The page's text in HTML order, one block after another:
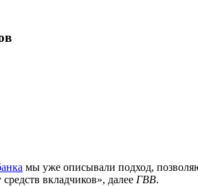
мы уже описывали подход,
вкладчиков», далее ГВВ.